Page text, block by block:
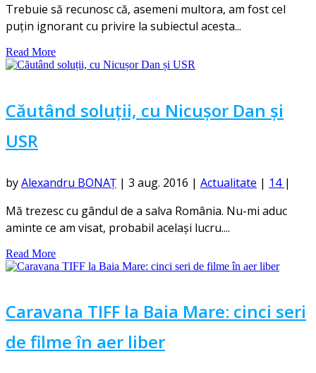
Trebuie să recunosc că, asemeni multora, am fost cel
puțin ignorant cu privire la subiectul acesta...
Read More
Căutând soluții, cu Nicușor Dan și
USR
byAlexandru BONAȚ | 3 aug. 2016 | Actualitate | 14 |
Mă trezesc cu gândul de a salva România. Nu-mi aduc
aminte ce am visat, probabil același lucru....
Read More
Caravana TIFF la Baia Mare: cinci seri
de filme în aer liber